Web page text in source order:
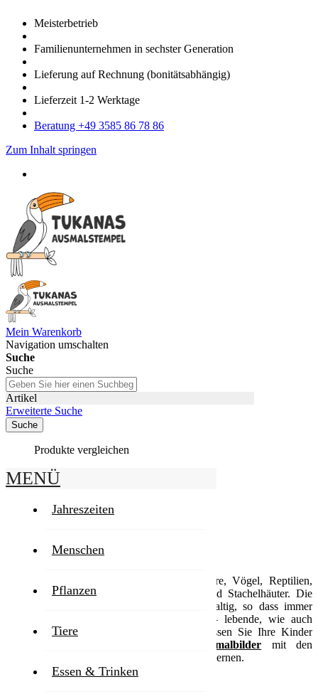
Meister­betrieb
Familien­unter­nehmen in sechster Gene­ration
Lieferung auf Rech­nung (bonitätsabhängig)
Liefer­zeit 1-2 Werk­tage
Bera­tung +49 3585 86 78 86
Zum Inhalt springen
Mein Warenkorb
Navigation umschalten
Suche
Suche
Artikel
Erweiterte Suche
Suche
Produkte vergleichen
MENÜ
Jahreszeiten
Menschen
Pflanzen
Tiere
Essen & Trinken
Startseite
Tiere
Tiere
Die Teilgebiete der Tiere sind die Säugetiere, Vögel, Reptilien,
Amphibien, Fische,
, Weichtiere und Stachelhäuter. Die
Vielfalt der Tiere ist so riesig und mannigfaltig, so dass immer
wieder auch neue Arten entdeckt werden – lebende, wie auch
ausgestorbene, so wie die
. Lassen Sie Ihre Kinder
Ausmalbilder mit den
zahlreichen Tiermotiven erkunden und kennenlernen.